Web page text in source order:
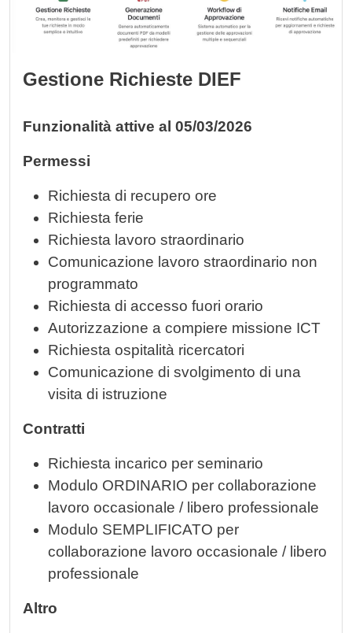
Gestione Richieste DIEF
Funzionalità attive al 05/03/2026
Permessi
Richiesta di recupero ore
Richiesta ferie
Richiesta lavoro straordinario
Comunicazione lavoro straordinario non
programmato
Richiesta di accesso fuori orario
Autorizzazione a compiere missione ICT
Richiesta ospitalità ricercatori
Comunicazione di svolgimento di una
visita di istruzione
Contratti
Richiesta incarico per seminario
Modulo ORDINARIO per collaborazione
lavoro occasionale / libero professionale
Modulo SEMPLIFICATO per
collaborazione lavoro occasionale / libero
professionale
Altro